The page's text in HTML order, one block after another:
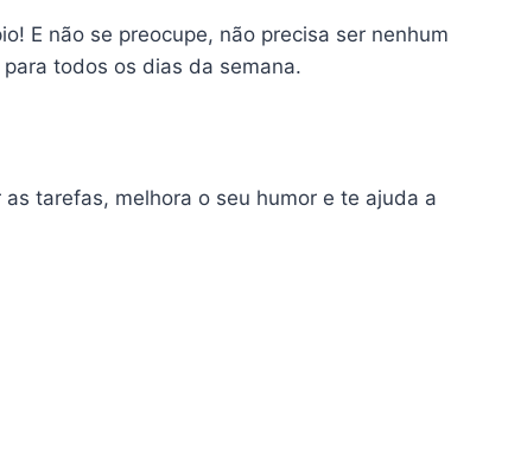
E não se preocupe, não precisa ser nenhum
todos os dias da semana.
tarefas, melhora o seu humor e te ajuda a